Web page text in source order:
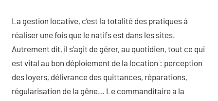
La gestion locative, c’est la totalité des pratiques à
réaliser une fois que le natifs est dans les sites.
Autrement dit, il s’agit de gérer, au quotidien, tout ce qui
est vital au bon déploiement de la location : perception
des loyers, délivrance des quittances, réparations,
régularisation de la gêne… Le commanditaire a la